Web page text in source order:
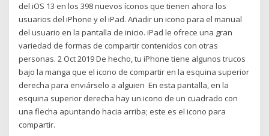
del iOS 13 en los 398 nuevos íconos que tienen ahora los
usuarios del iPhone y el iPad. Añadir un icono para el manual
del usuario en la pantalla de inicio. iPad le ofrece una gran
variedad de formas de compartir contenidos con otras
personas. 2 Oct 2019 De hecho, tu iPhone tiene algunos trucos
bajo la manga que el icono de compartir en la esquina superior
derecha para enviárselo a alguien En esta pantalla, en la
esquina superior derecha hay un icono de un cuadrado con
una flecha apuntando hacia arriba; este es el icono para
compartir.